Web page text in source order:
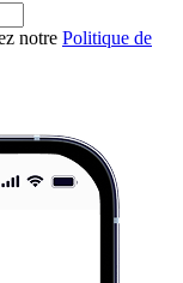
notre Politique de